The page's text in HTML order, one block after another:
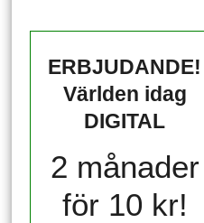
ERBJUDANDE!
Världen idag
DIGITAL
2 månader
för 10 kr!